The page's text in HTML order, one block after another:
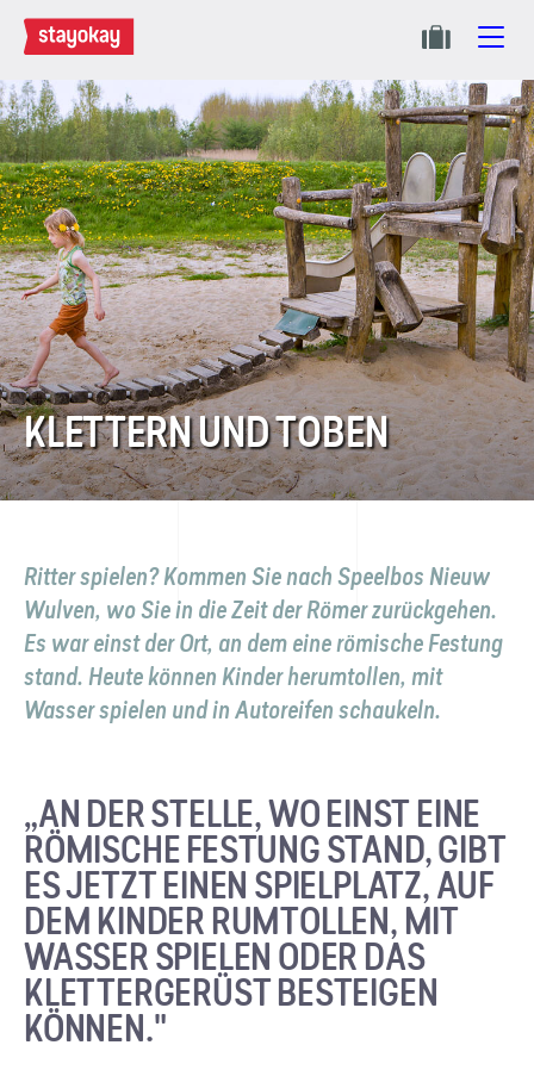
KLETTERN UND TOBEN
Ritter spielen? Kommen Sie nach Speelbos Nieuw
Wulven, wo Sie in die Zeit der Römer zurückgehen.
Es war einst der Ort, an dem eine römische Festung
stand. Heute können Kinder herumtollen, mit
Wasser spielen und in Autoreifen schaukeln.
„AN DER STELLE, WO EINST EINE
RÖMISCHE FESTUNG STAND, GIBT
ES JETZT EINEN SPIELPLATZ, AUF
DEM KINDER RUMTOLLEN, MIT
WASSER SPIELEN ODER DAS
KLETTERGERÜST BESTEIGEN
KÖNNEN."